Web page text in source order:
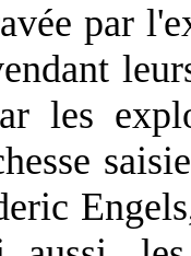
par
les